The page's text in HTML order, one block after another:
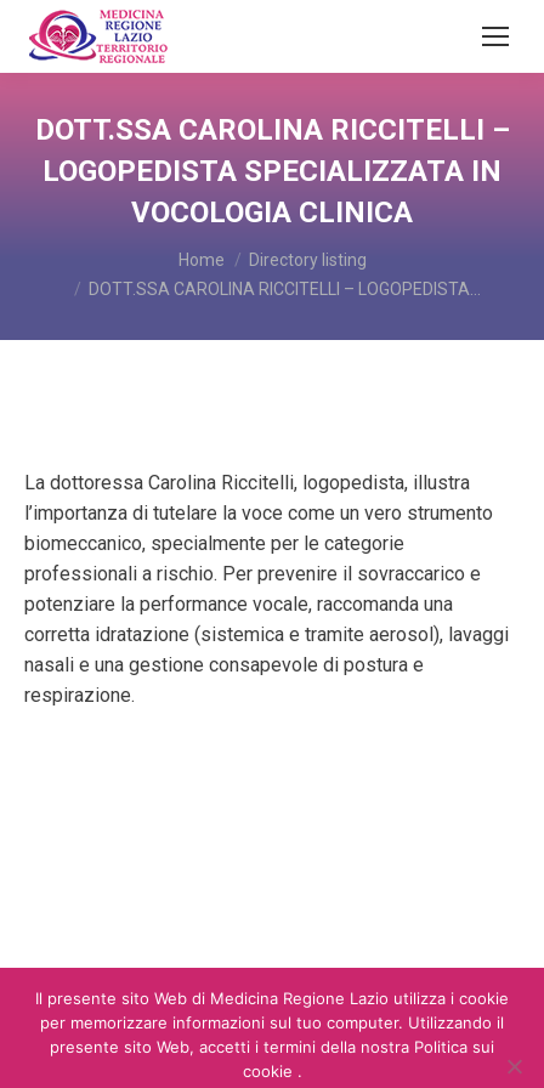
DOTT.SSA CAROLINA RICCITELLI –
LOGOPEDISTA SPECIALIZZATA IN
VOCOLOGIA CLINICA
Home
Directory listing
DOTT.SSA CAROLINA RICCITELLI – LOGOPEDISTA…
La dottoressa Carolina Riccitelli, logopedista, illustra
l’importanza di tutelare la voce come un vero strumento
biomeccanico, specialmente per le categorie
professionali a rischio. Per prevenire il sovraccarico e
potenziare la performance vocale, raccomanda una
corretta idratazione (sistemica e tramite aerosol), lavaggi
nasali e una gestione consapevole di postura e
respirazione.
Il presente sito Web di Medicina Regione Lazio utilizza i cookie
per memorizzare informazioni sul tuo computer. Utilizzando il
presente sito Web, accetti i termini della nostra Politica sui
cookie .